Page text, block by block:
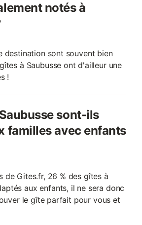
notés à
destination sont souvent bien
à Saubusse ont d'ailleur une
!
sont-ils
familles avec enfants
de Gites.fr, 26 % des gîtes à
aux enfants, il ne sera donc
le gîte parfait pour vous et